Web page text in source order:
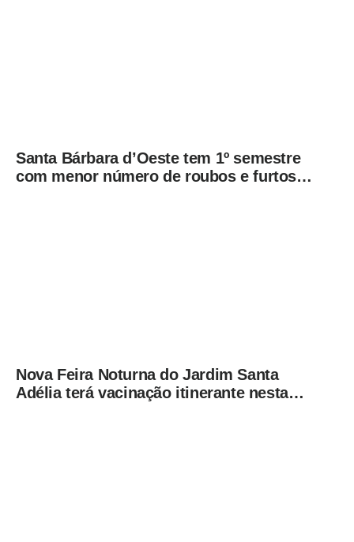
Santa Bárbara d’Oeste tem 1º semestre
com menor número de roubos e furtos
Nova Feira Noturna do Jardim Santa
Adélia terá vacinação itinerante nesta